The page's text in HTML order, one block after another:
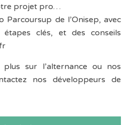
projet pro…
Parcoursup de l’Onisep, avec
clés, et des conseils
plus sur l’alternance ou nos
nos développeurs de